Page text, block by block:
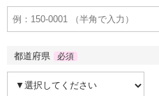
都道府県 必須